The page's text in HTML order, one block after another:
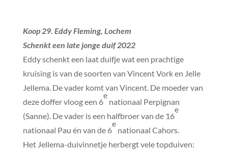
Koop 29. Eddy Fleming, Lochem
Schenkt een late jonge duif 2022
Eddy schenkt een laat duifje wat een prachtige
kruising is van de soorten van Vincent Vork en Jelle
Jellema. De vader komt van Vincent. De moeder van
deze doffer vloog een 6
e
nationaal Perpignan
(Sanne). De vader is een halfbroer van de 16
e
nationaal Pau én van de 6
e
nationaal Cahors.
Het Jellema-duivinnetje herbergt vele topduiven: